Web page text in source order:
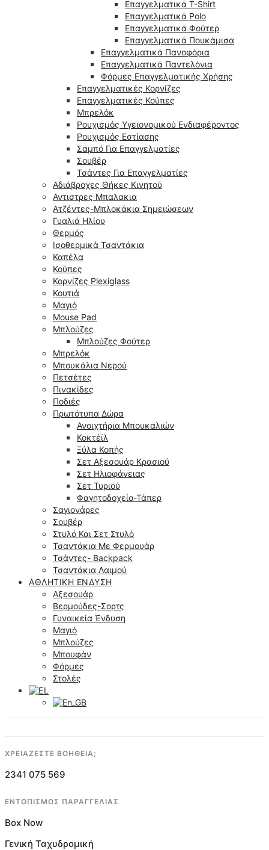
Επαγγελματικά T-Shirt
Επαγγελματικά Polo
Επαγγελματικά Φούτερ
Επαγγελματικά Πουκάμισα
Επαγγελματικά Πανοφόρια
Επαγγελματικά Παντελόνια
Φόρμες Επαγγελματικής Χρήσης
Επαγγελματικές Κορνίζες
Επαγγελματικές Κούπες
Μπρελόκ
Ρουχισμός Υγειονομικού Ενδιαφέροντος
Ρουχισμός Εστίασης
Σαμπό Για Επαγγελματίες
Σουβέρ
Τσάντες Για Επαγγελματίες
Αδιάβροχες Θήκες Κινητού
Αντιστρες Μπαλακια
Ατζέντες-Μπλοκάκια Σημειώσεων
Γυαλιά Ηλίου
Θερμός
Ισοθερμικά Τσαντάκια
Καπέλα
Κούπες
Κορνίζες Plexiglass
Κουτιά
Μαγιό
Mouse Pad
Μπλούζες
Μπλούζες Φούτερ
Μπρελόκ
Μπουκάλια Νερού
Πετσέτες
Πινακίδες
Ποδιές
Πρωτότυπα Δώρα
Ανοιχτήρια Μπουκαλιών
Κοκτέϊλ
Ξύλα Κοπής
Σετ Αξεσουάρ Κρασιού
Σετ Ηλιοφάνειας
Σετ Τυριού
Φαγητοδοχεία-Τάπερ
Σαγιονάρες
Σουβέρ
Στυλό Και Σετ Στυλό
Τσαντάκια Με Φερμουάρ
Τσάντες- Backpack
Τσαντάκια Λαιμού
ΑΘΛΗΤΙΚΉ ΈΝΔΥΣΗ
Αξεσουάρ
Βερμούδες-Σορτς
Γυναικεία Ένδυση
Μαγιό
Μπλούζες
Μπουφάν
Φόρμες
Στολές
ΧΡΕΙΑΖΕΣΤΕ ΒΟΗΘΕΙΑ;
2341 075 569
ΕΝΤΟΠΙΣΜΟΣ ΠΑΡΑΓΓΕΛΙΑΣ
Box Now
Γενική Ταχυδρομική